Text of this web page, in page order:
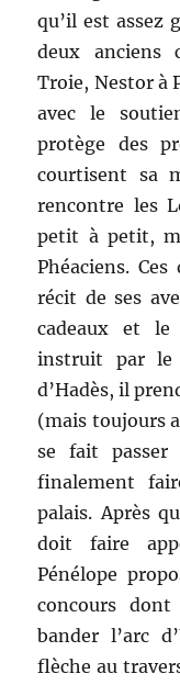
qu’il est assez
deux anciens
Troie, Nestor à
avec le
protège des
courtisent sa
rencontre les
petit à petit,
Phéaciens.
récit de ses
cadeaux et le
instruit par le
d’Hadès, il
(mais toujours
se fait
finalement
palais. Après
doit faire
Pénélope
concours
bander l’arc
flèche au